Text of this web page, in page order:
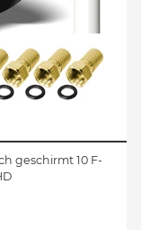
geschirmt 10 F-